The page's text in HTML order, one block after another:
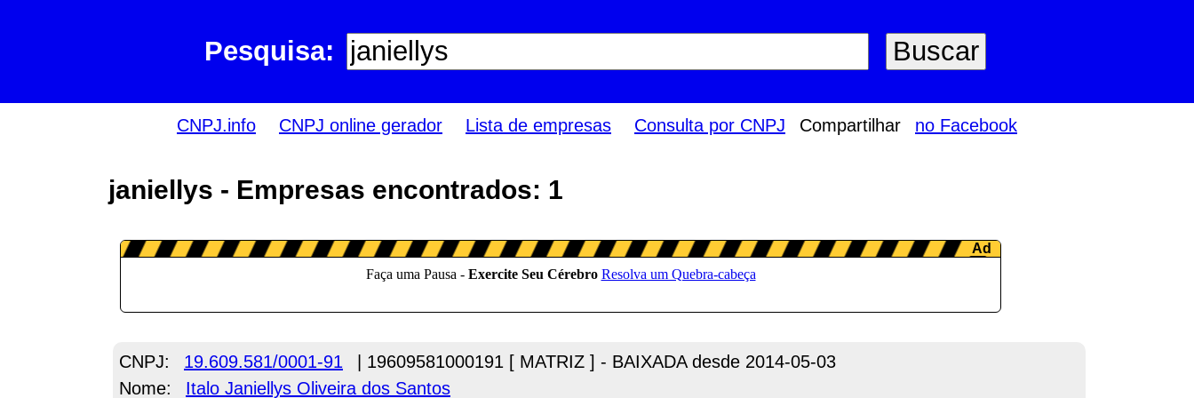
Pesquisa:
CNPJ.info CNPJ online gerador Lista de empresas Consulta por CNPJ Compartilhar no Facebook
janiellys - Empresas encontrados: 1
CNPJ: 19.609.581/0001-91
| 19609581000191 [ MATRIZ ] - BAIXADA desde 2014-05-03
Nome:
Italo Janiellys Oliveira dos Santos